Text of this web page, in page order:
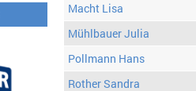
Macht Lisa
Mühlbauer Julia
Pollmann Hans
Rother Sandra